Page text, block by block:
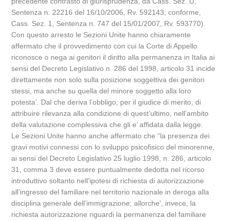
Sentenza n. 22216 del 16/10/2006, Rv. 592143; conforme,
Cass. Sez. 1, Sentenza n. 747 del 15/01/2007, Rv. 593770).
Con questo arresto le Sezioni Unite hanno chiaramente
affermato che il provvedimento con cui la Corte di Appello
riconosce o nega ai genitori il diritto alla permanenza in Italia ai
sensi del Decreto Legislativo n. 286 del 1998, articolo 31 incide
direttamente non solo sulla posizione soggettiva dei genitori
stessi, ma anche su quella del minore soggetto alla loro
potesta’. Dal che deriva l’obbligo, per il giudice di merito, di
attribuire rilevanza alla condizione di quest’ultimo, nell’ambito
della valutazione complessiva che gli e’ affidata dalla legge.
Le Sezioni Unite hanno anche affermato che “la presenza dei
gravi motivi connessi con lo sviluppo psicofisico del minorenne,
ai sensi del Decreto Legislativo 25 luglio 1998, n. 286, articolo
31, comma 3 deve essere puntualmente dedotta nel ricorso
introduttivo soltanto nell’ipotesi di richiesta di autorizzazione
all’ingresso del familiare nel territorio nazionale in deroga alla
disciplina generale dell’immigrazione; allorche’, invece, la
richiesta autorizzazione riguardi la permanenza del familiare